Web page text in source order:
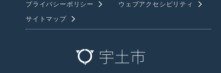
プライバシーポリシー
ウェブアクセシビリティ
サイトマップ